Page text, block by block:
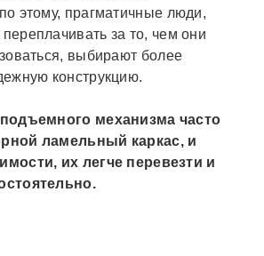
этому, прагматичные люди,
за то, чем они
выбирают более
конструкцию.
механизма часто
ламельный каркас, и
их легче перевезти и